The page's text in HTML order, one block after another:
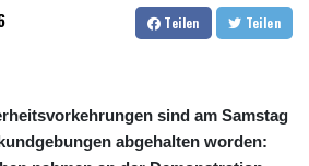
Teilen Teilen
sind am Samstag
abgehalten worden: